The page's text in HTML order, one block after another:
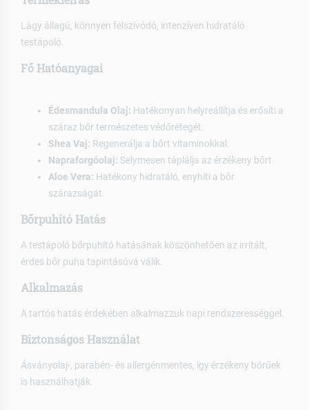
Lágy állagú, könnyen felszívódó, intenzíven hidratáló
testápoló.
Fő Hatóanyagai
Édesmandula Olaj: Hatékonyan helyreállítja és erősíti a
száraz bőr természetes védőrétegét.
Shea Vaj: Regenerálja a bőrt vitaminokkal.
Napraforgóolaj: Selymesen táplálja az érzékeny bőrt.
Aloe Vera: Hatékony hidratáló, enyhíti a bőr
szárazságát.
Bőrpuhító Hatás
A testápoló bőrpuhító hatásának köszönhetően az irritált,
érdes bőr puha tapintásúvá válik.
Alkalmazás
A tartós hatás érdekében alkalmazzuk napi rendszerességgel.
Biztonságos Használat
Ásványolaj-, parabén- és allergénmentes, így érzékeny bőrűek
is használhatják.